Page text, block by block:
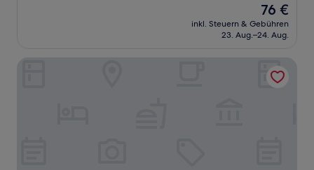
Der
Preis
beträgt
76 €
inkl. Steuern & Gebühren
23. Aug.–24. Aug.